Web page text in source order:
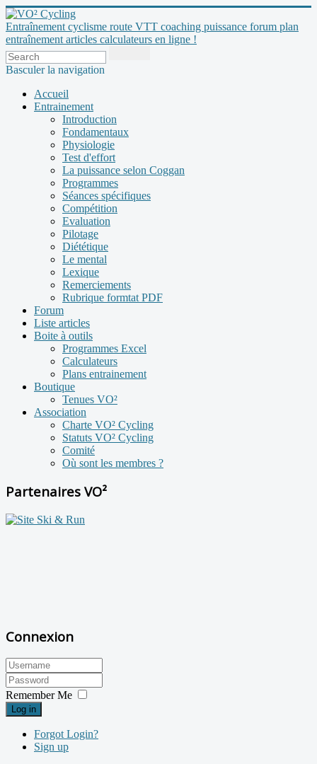
Entraînement cyclisme route VTT coaching puissance forum plan
entraînement articles calculateurs en ligne !
Basculer la navigation
Accueil
Entrainement
Introduction
Fondamentaux
Physiologie
Test d'effort
La puissance selon Coggan
Programmes
Séances spécifiques
Compétition
Evaluation
Pilotage
Diététique
Le mental
Lexique
Remerciements
Rubrique formtat PDF
Forum
Liste articles
Boite à outils
Programmes Excel
Calculateurs
Plans entrainement
Boutique
Tenues VO²
Association
Charte VO² Cycling
Statuts VO² Cycling
Comité
Où sont les membres ?
Partenaires VO²
Connexion
Remember Me
Log in
Forgot Login?
Sign up